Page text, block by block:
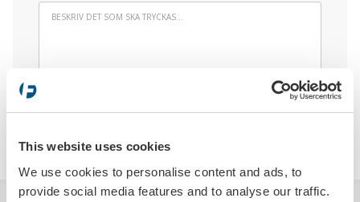
This website uses cookies
We use cookies to personalise content and ads, to
provide social media features and to analyse our traffic.